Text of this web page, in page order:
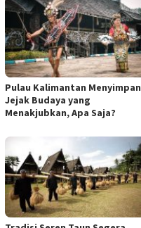
Pulau Kalimantan Menyimpan
Jejak Budaya yang
Menakjubkan, Apa Saja?